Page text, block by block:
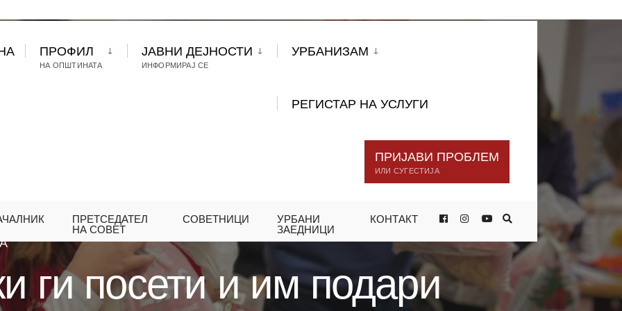
ПРОФИЛ
НА ОПШТИНАТА
ЈАВНИ ДЕЈНОСТИ
ИНФОРМИРАЈ СЕ
УРБАНИЗАМ
РЕГИСТАР НА УСЛУГИ
ПРИЈАВИ ПРОБЛЕМ
ИЛИ СУГЕСТИЈА
ПРЕТСЕДАТЕЛ
НА СОВЕТ
СОВЕТНИЦИ
УРБАНИ
ЗАЕДНИЦИ
КОНТАКТ
ГИ ПОСЕТИ И ИМ ПОДАРИ ПАКЕТЧИЊА НА ДЕЦАТА ОД ДНЕВНИОТ ЦЕНТАР
ги посети и им подари